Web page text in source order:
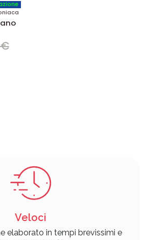
Veloci
elaborato in tempi brevissimi e